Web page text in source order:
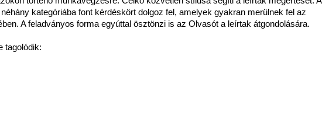
kategóriába font kérdéskört dolgoz fel, amelyek gyakran merülnek fel az
A feladványos forma egyúttal ösztönzi is az Olvasót a leírtak átgondolására.
tagolódik: